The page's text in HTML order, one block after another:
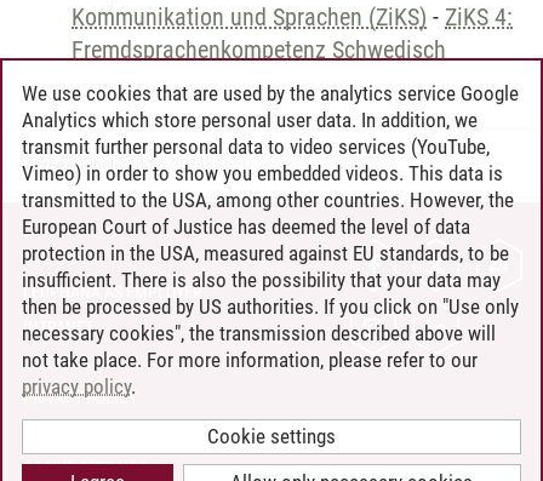
Kommunikation und Sprachen (ZiKS) - ZiKS 4:
Fremdsprachenkompetenz Schwedisch
Andreea Tribel 30.06.2024
CONTACT
LEUPHANA AS EMPLOYER
INTRANET
SITE NOTICE
PRIVACY POLICY
COOKIE SETTINGS
We use cookies that are used by the analytics service Google
Analytics which store personal user data. In addition, we
transmit further personal data to video services (YouTube,
Vimeo) in order to show you embedded videos. This data is
transmitted to the USA, among other countries. However, the
European Court of Justice has deemed the level of data
protection in the USA, measured against EU standards, to be
insufficient. There is also the possibility that your data may
then be processed by US authorities. If you click on "Use only
necessary cookies", the transmission described above will
not take place. For more information, please refer to our
privacy policy.
Cookie settings